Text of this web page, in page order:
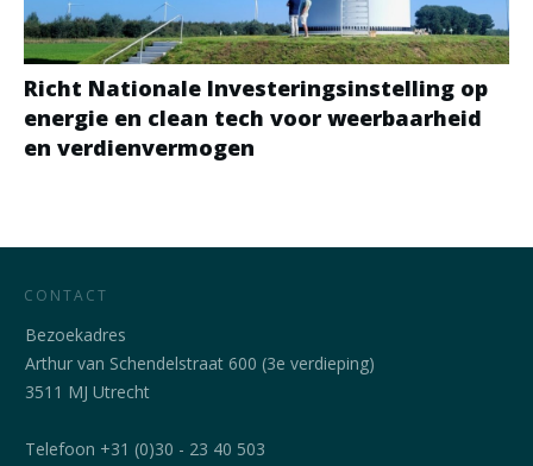
Richt Nationale Investeringsinstelling op
energie en clean tech voor weerbaarheid
en verdienvermogen
CONTACT
Bezoekadres
Arthur van Schendelstraat 600 (3e verdieping)
3511 MJ Utrecht
Telefoon +31 (0)30 - 23 40 503